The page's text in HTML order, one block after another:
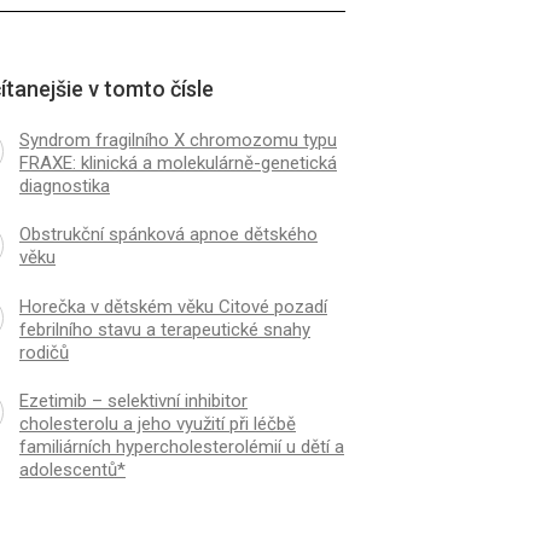
v tomto čísle
Syndrom fragilního X chromozomu typu
FRAXE: klinická a molekulárně-genetická
diagnostika
Obstrukční spánková apnoe dětského
věku
Horečka v dětském věku Citové pozadí
febrilního stavu a terapeutické snahy
rodičů
Ezetimib – selektivní inhibitor
cholesterolu a jeho využití při léčbě
familiárních hypercholesterolémií u dětí a
adolescentů*